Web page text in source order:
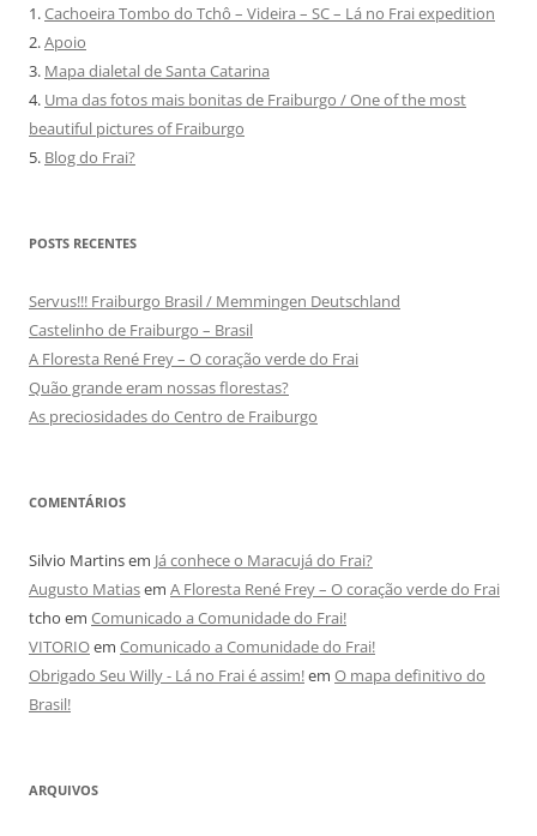
1.Cachoeira Tombo do Tchô – Videira – SC – Lá no Frai expedition
2.Apoio
3. Mapa dialetal de Santa Catarina
4. Uma das fotos mais bonitas de Fraiburgo / One of the most
beautiful pictures of Fraiburgo
5. Blog do Frai?
POSTS RECENTES
Servus!!! Fraiburgo Brasil / Memmingen Deutschland
Castelinho de Fraiburgo – Brasil
A Floresta René Frey – O coração verde do Frai
Quão grande eram nossas florestas?
As preciosidades do Centro de Fraiburgo
COMENTÁRIOS
Silvio Martinsem Já conhece o Maracujá do Frai?
Augusto Matiasem A Floresta René Frey – O coração verde do Frai
tcho em Comunicado a Comunidade do Frai!
VITORIOem Comunicado a Comunidade do Frai!
Obrigado Seu Willy - Lá no Frai é assim!em O mapa definitivo do
Brasil!
ARQUIVOS